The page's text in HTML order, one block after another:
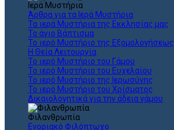
Ιερά Μυστήρια
Άρθρα για τα Ιερά Μυστήρια
Τα ιερά Μυστήρια της Εκκλησίας μας
Το άγιο Βάπτισμα
Το ιερό Μυστήριο της Εξομολογήσεως
Η Θεία Λειτουργία
Το ιερό Μυστήριο του Γάμου
Το ιερό Μυστήριο του Ευχελαίου
Το ιερό Μυστήριο της Ιερωσύνης
Το ιερό Μυστήριο του Χρίσματος
Δικαιολογητικά για την άδεια γάμου
Φιλανθρωπία
Ενοριακό Φιλόπτωχο